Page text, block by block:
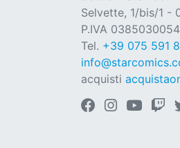
Selvette, 1/bis/1 -
P.IVA
Tel. +39 075 591
acquisti